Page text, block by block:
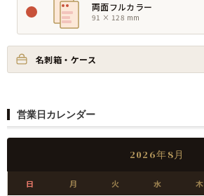
両面フルカラー
91 × 128 mm
名刺箱・ケース
営業日カレンダー
2026年8月
日 月 火 水 木